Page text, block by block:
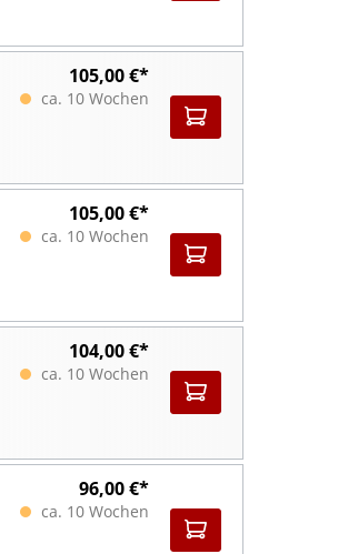
105,00 €*
ca. 10 Wochen
105,00 €*
ca. 10 Wochen
104,00 €*
ca. 10 Wochen
96,00 €*
ca. 10 Wochen